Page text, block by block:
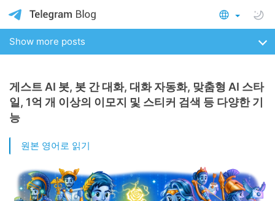
Show more posts
게스트 AI 봇, 봇 간 대화, 대화 자동화, 맞춤형 AI 스타
일, 1억 개 이상의 이모지 및 스티커 검색 등 다양한 기
능
원본 영어로 읽기